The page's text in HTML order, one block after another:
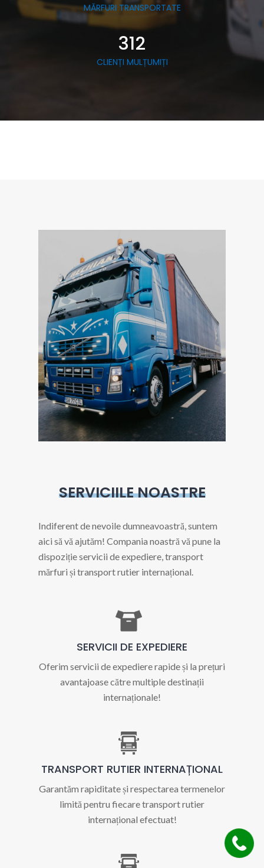
MĂRFURI TRANSPORTATE
312
CLIENȚI MULȚUMIȚI
SERVICIILE NOASTRE
Indiferent de nevoile dumneavoastră, suntem
aici să vă ajutăm! Compania noastră vă pune la
dispoziție servicii de expediere, transport
mărfuri și transport rutier internațional.
SERVICII DE EXPEDIERE
Oferim servicii de expediere rapide și la prețuri
avantajoase către multiple destinații
internaționale!
TRANSPORT RUTIER INTERNAȚIONAL
Garantăm rapiditate și respectarea termenelor
limită pentru fiecare transport rutier
internațional efectuat!